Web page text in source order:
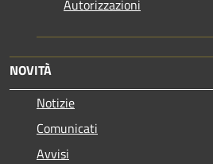
Autorizzazioni
NOVITÀ
Notizie
Comunicati
Avvisi